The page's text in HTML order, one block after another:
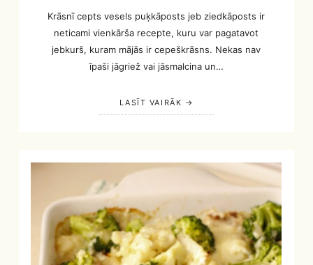
Krāsnī cepts vesels puķkāposts jeb ziedkāposts ir
neticami vienkārša recepte, kuru var pagatavot
jebkurš, kuram mājās ir cepeškrāsns. Nekas nav
īpaši jāgriež vai jāsmalcina un…
LASĪT VAIRĀK